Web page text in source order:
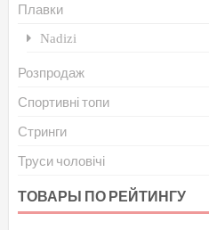
Плавки
Nadizi
Розпродаж
Спортивні топи
Стринги
Труси чоловічі
ТОВАРЫ ПО РЕЙТИНГУ